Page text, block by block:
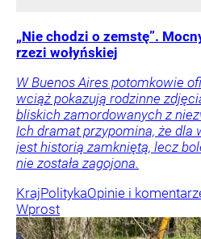
„Nie chodzi o zemstę”.
rzezi wołyńskiej
W Buenos Aires potomkowie
wciąż pokazują rodzinne
bliskich zamordowanych z
Ich dramat przypomina, że dla
jest historią zamkniętą, lecz
nie została zagojona.
KrajPolitykaOpinie i
Wprost